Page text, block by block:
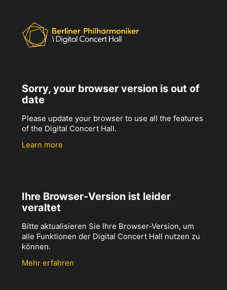
Sorry, your browser version is out of
date
Please update your browser to use all the features
of the Digital Concert Hall.
Learn more
Ihre Browser-Version ist leider
veraltet
Bitte aktualisieren Sie Ihre Browser-Version, um
alle Funktionen der Digital Concert Hall nutzen zu
können.
Mehr erfahren